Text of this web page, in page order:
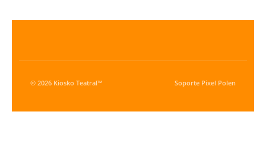
© 2026 Kiosko Teatral™ Soporte Pixel Polen